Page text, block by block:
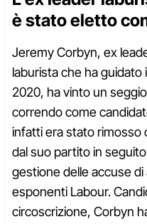
è stato eletto
Jeremy Corbyn, ex
laburista che ha guidato
2020, ha vinto un
correndo come
infatti era stato rimosso
dal suo partito in
gestione delle accuse
esponenti Labour.
circoscrizione, Corbyn